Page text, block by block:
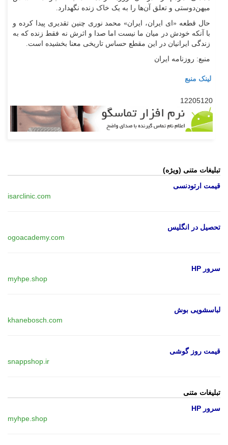
میهن‌دوستی و تعلق آن‌ها را به یک خاک زنده نگهدارد.
حال قطعه «ای ایران، ایران» محمد نوری چنین تقدیری پیدا کرده و
با آنکه خودش در میان ما نیست اما صدا و اثرش نه فقط زنده که به
زندگی ایرانیان در این مقطع حساس تاریخی معنا بخشیده است.
منبع: روزنامه ایران
لینک منبع
12205120
تبلیغات متنی (ویژه)
قیمت ارتودنسی
isarclinic.com
تحصیل در انگلیس
ogoacademy.com
سرور HP
myhpe.shop
لباسشویی بوش
khanebosch.com
قیمت روز گوشی
snappshop.ir
تبلیغات متنی
سرور HP
myhpe.shop